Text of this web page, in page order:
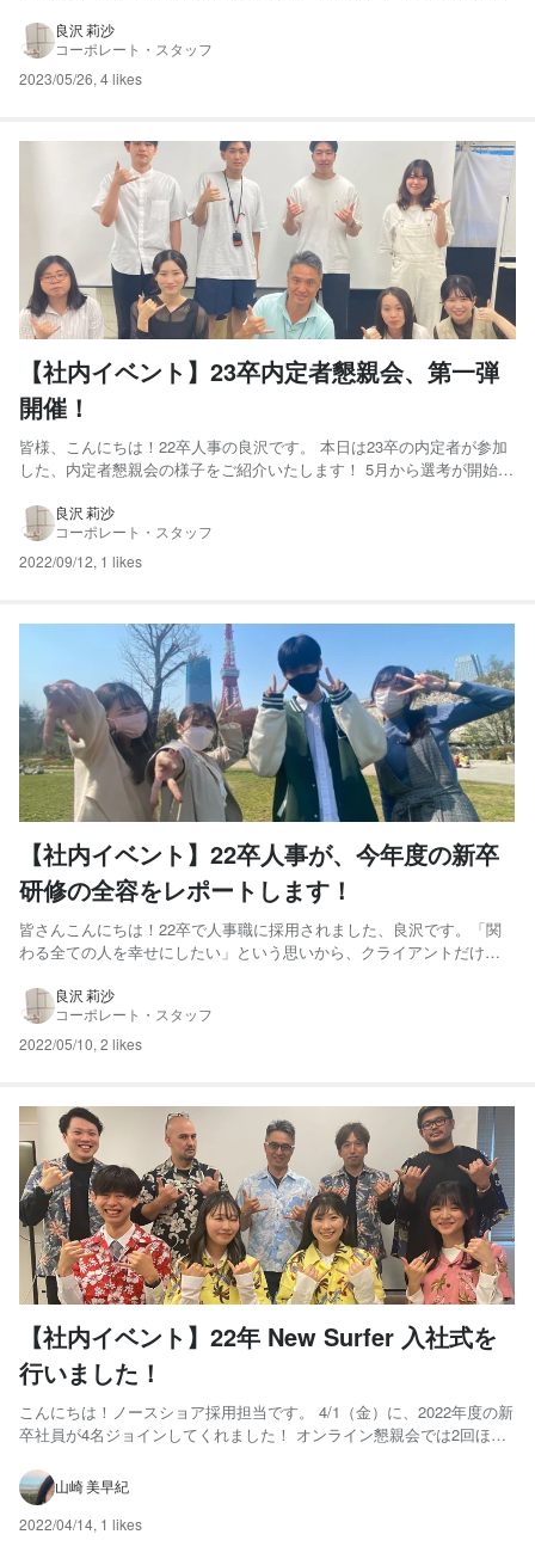
ジョインしました。 今年度の入社式も、感染症対策を徹底した上で対
面形式での実施。 移転したばかりのオフ...
良沢 莉沙
コーポレート・スタッフ
2023/05/26, 4 likes
【社内イベント】23卒内定者懇親会、第一弾
開催！
皆様、こんにちは！22卒人事の良沢です。 本日は23卒の内定者が参加
した、内定者懇親会の様子をご紹介いたします！ 5月から選考が開始し
た！ そして8月19日、弊社オフィスにて内定者懇親会を実施しました。
23卒内定者は全9名！初めは緊張していた内定者...
良沢 莉沙
コーポレート・スタッフ
2022/09/12, 1 likes
【社内イベント】22卒人事が、今年度の新卒
研修の全容をレポートします！
皆さんこんにちは！22卒で人事職に採用されました、良沢です。「関
わる全ての人を幸せにしたい」という思いから、クライアントだけで
して社長をはじめとした、私の面接に関わってくださった社員の方々
の人柄に惹かれて、ノースショアに入社する運びとなりました。 今
年...
良沢 莉沙
コーポレート・スタッフ
2022/05/10, 2 likes
【社内イベント】22年 New Surfer 入社式を
行いました！
こんにちは！ノースショア採用担当です。 4/1（金）に、2022年度の新
卒社員が4名ジョインしてくれました！ オンライン懇親会では2回ほど
レッシュ…！ 入社式のようすはオンラインで全社に配信しました♪ ま
た、式では、一人ひとりに決意表明をしてもら...
山崎 美早紀
2022/04/14, 1 likes